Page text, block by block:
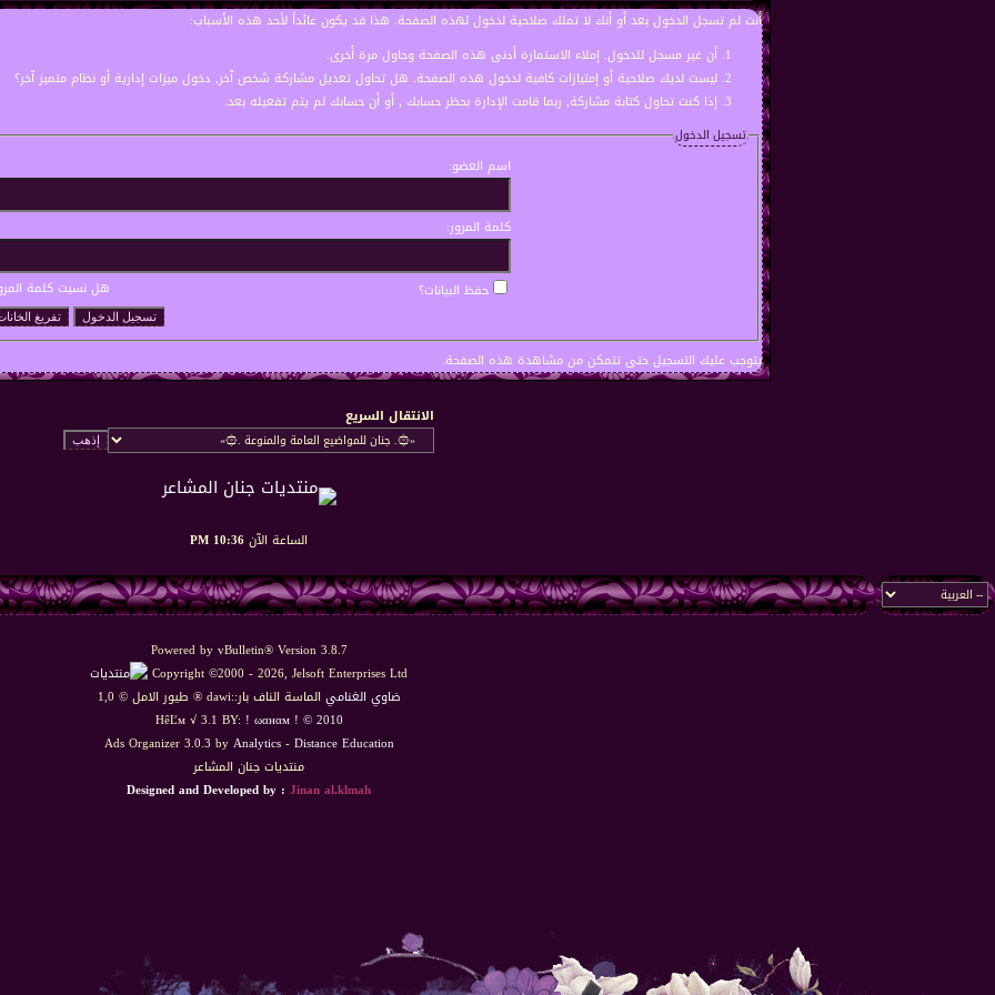
أنت لم تسجل الدخول بعد أو أنك لا تملك صلاحية لدخول لهذه الصفحة. هذا قد يكون عائداً لأحد هذه الأسباب:
أن غير مسجل للدخول. إملاء الاستمارة أدنى هذه الصفحة وحاول مرة أخرى.
ليست لديك صلاحية أو إمتيازات كافية لدخول هذه الصفحة. هل تحاول تعديل مشاركة شخص آخر, دخول ميزات إدارية أو نظام متميز آخر؟
إذا كنت تحاول كتابة مشاركة, ربما قامت الإدارة بحظر حسابك , أو أن حسابك لم يتم تفعيله بعد.
تسجيل الدخول
اسم العضو:
كلمة المرور:
هل نسيت كلمة حفظ البيانات؟
يتوجب عليك التسجيلحتى تتمكن من مشاهدة هذه الصفحة.
الانتقال السريع
الساعة الآن10:36 PM
Powered by vBulletin® Version 3.8.7
Copyright ©2000 - 2026, Jelsoft Enterprises Ltd
ضاوي الغنامي الماسة الناف بار::dawi ® طيور الامل © 1,0
HêĽм √ 3.1 BY: ! ωαнαм ! © 2010
Ads Organizer 3.0.3 byAnalytics-Distance Education
منتديات جنان المشاعر
Designed and Developed by : Jinan al.klmah